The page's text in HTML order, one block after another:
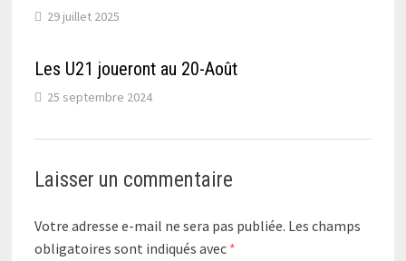
29 juillet 2025
Les U21 joueront au 20-Août
25 septembre 2024
Laisser un commentaire
Votre adresse e-mail ne sera pas publiée. Les champs
obligatoires sont indiqués avec *